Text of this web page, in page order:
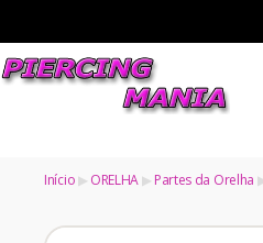
Início ORELHA Partes da Orelha